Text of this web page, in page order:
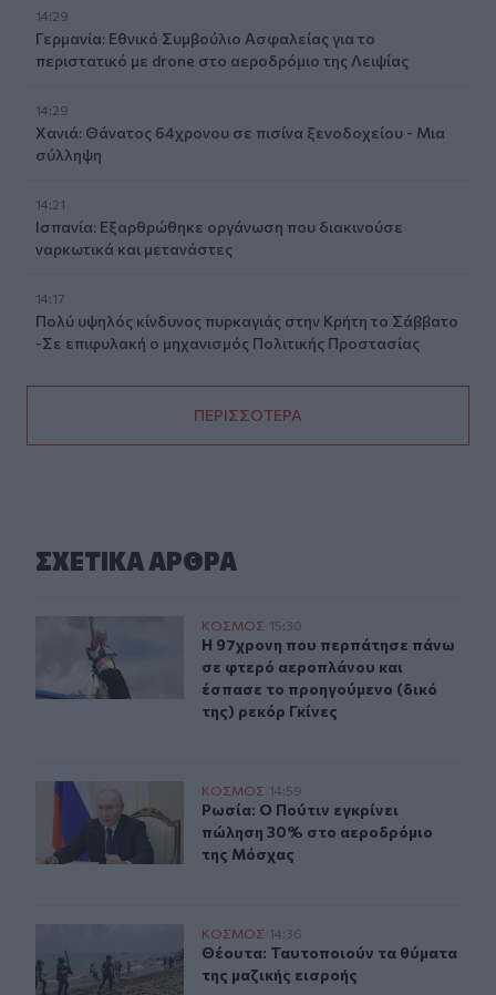
14:29
Γερμανία: Εθνικό Συμβούλιο Ασφαλείας για το
περιστατικό με drone στο αεροδρόμιο της Λειψίας
14:29
Χανιά: Θάνατος 64χρονου σε πισίνα ξενοδοχείου - Μια
σύλληψη
14:21
Ισπανία: Εξαρθρώθηκε οργάνωση που διακινούσε
ναρκωτικά και μετανάστες
14:17
Πολύ υψηλός κίνδυνος πυρκαγιάς στην Κρήτη το Σάββατο
-Σε επιφυλακή ο μηχανισμός Πολιτικής Προστασίας
ΠΕΡΙΣΣΟΤΕΡΑ
ΣΧΕΤΙΚA AΡΘΡΑ
Η 97χρονη που περπάτησε πάνω σε φτερό αεροπλάνου
ΚΟΣΜΟΣ 15:30
Η 97χρονη που περπάτησε πάνω σε
Η 97χρονη που περπάτησε πάνω
σε φτερό αεροπλάνου και
έσπασε το προηγούμενο (δικό
της) ρεκόρ Γκίνες
Ρωσία: Ο Πούτιν εγκρίνει πώληση 30% στο
ΚΟΣΜΟΣ 14:59
Ρωσία: Ο Πούτιν εγκρίνει πώληση
Ρωσία: Ο Πούτιν εγκρίνει
πώληση 30% στο αεροδρόμιο
της Μόσχας
Θέουτα: Ταυτοποιούν τα θύματα της μαζικής εισροής
ΚΟΣΜΟΣ 14:36
Θέουτα: Ταυτοποιούν τα θύματα
Θέουτα: Ταυτοποιούν τα θύματα
της μαζικής εισροής